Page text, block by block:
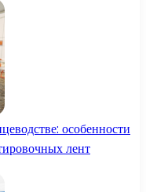
особенности
лент